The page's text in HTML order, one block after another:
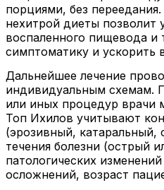
порциями, без
нехитрой диеты
воспаленного пищевода и
симптоматику и ускорить
Дальнейшее лечение
индивидуальным схемам.
или иных процедур врачи
Топ Ихилов учитывают
(эрозивный, катаральный,
течения болезни (острый
патологических
осложнений, возраст